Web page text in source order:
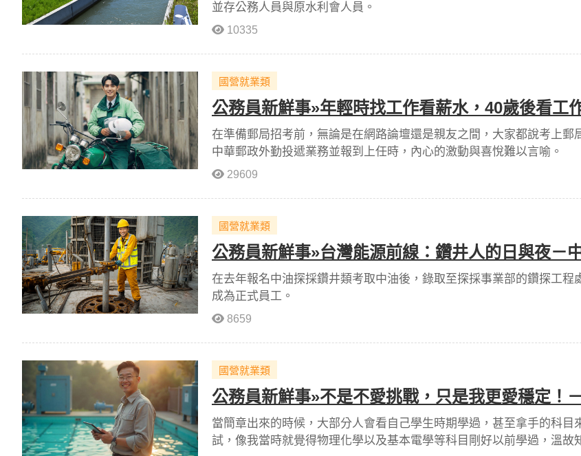
並存公務人員與原水利會人員。
10335
國營就業類
公務員新鮮事»年輕時找工作看薪水，40歲後看工
在準備郵局招考前，無論是在網路論壇還是親友之間，大家都說考上
中華郵政外勤投遞業務並報到上任時，內心的激動與喜悅難以言喻。
29609
國營就業類
公務員新鮮事»台灣能源前線：鑽井人的日與夜－
在去年報名中油探採鑽井類考取中油後，錄取至探採事業部的鑽探工
成為正式員工。
8659
國營就業類
公務員新鮮事»不是不愛挑戰，只是我更愛穩定！
當簡章出來的時候，大部分人會看自己學生時期學過，甚至拿手的科
試，像我當時就覺得物理化學以及基本電學等科目剛好以前學過，溫故